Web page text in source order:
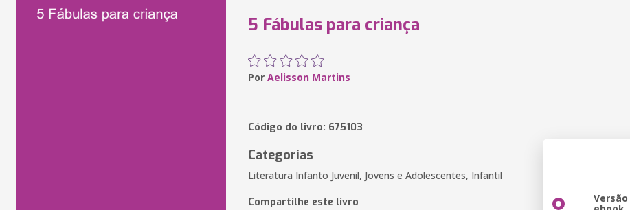
5 Fábulas para criança
Por Aelisson Martins
Código do livro: 675103
Categorias
Literatura Infanto Juvenil, Jovens e Adolescentes, Infantil
Compartilhe este livro Versão